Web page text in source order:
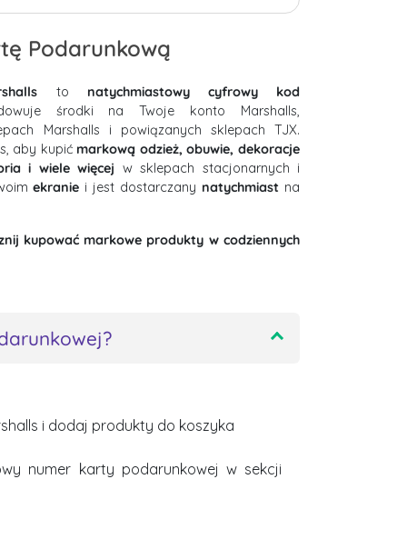
Podarunkową
to natychmiastowy cyfrowy kod
środki na Twoje konto Marshalls,
Marshalls i powiązanych sklepach TJX.
aby kupić markową odzież, obuwie, dekoracje
i wiele więcej w sklepach stacjonarnych i
ekranie i jest dostarczany natychmiast na
kupować markowe produkty w codziennych
i dodaj produkty do koszyka
numer karty podarunkowej w sekcji